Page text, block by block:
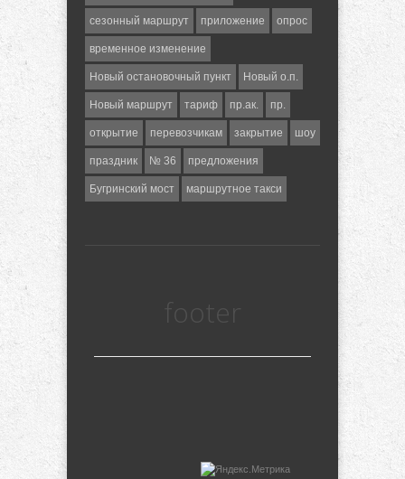
сезонный маршрут приложение опрос
временное изменение
Новый остановочный пункт Новый о.п.
Новый маршрут тариф пр.ак. пр.
открытие перевозчикам закрытие шоу
праздник № 36 предложения
Бугринский мост маршрутное такси
footer